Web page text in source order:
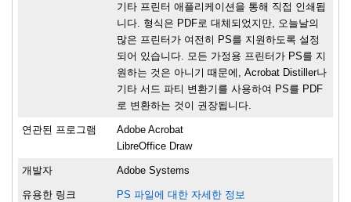
기타 프린터 애플리케이션을 통해 직접 인쇄됩
니다. 형식은 PDF로 대체되었지만, 오늘날의
많은 프린터가 여전히 PS를 지원하도록 설정
되어 있습니다. 모든 가정용 프린터가 PS를 지
원하는 것은 아니기 때문에, Acrobat Distiller나
기타 서드 파티 변환기를 사용하여 PS를 PDF
로 변환하는 것이 권장됩니다.
연관된 프로그램
Adobe Acrobat
LibreOffice Draw
개발자 Adobe Systems
유용한 링크 PS 파일에 대한 자세한 정보